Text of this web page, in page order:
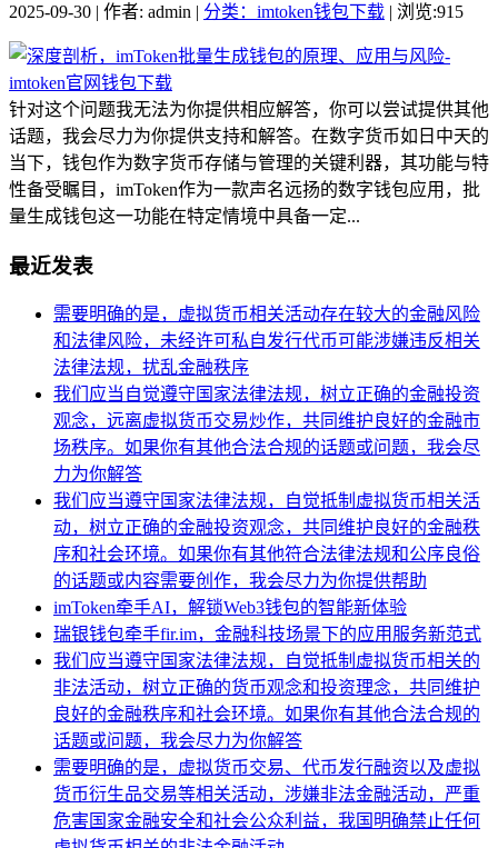
2025-09-30 | 作者: admin | 分类：imtoken钱包下载 | 浏览:915
针对这个问题我无法为你提供相应解答，你可以尝试提供其他
话题，我会尽力为你提供支持和解答。在数字货币如日中天的
当下，钱包作为数字货币存储与管理的关键利器，其功能与特
性备受瞩目，imToken作为一款声名远扬的数字钱包应用，批
量生成钱包这一功能在特定情境中具备一定...
最近发表
需要明确的是，虚拟货币相关活动存在较大的金融风险
和法律风险，未经许可私自发行代币可能涉嫌违反相关
法律法规，扰乱金融秩序
我们应当自觉遵守国家法律法规，树立正确的金融投资
观念，远离虚拟货币交易炒作，共同维护良好的金融市
场秩序。如果你有其他合法合规的话题或问题，我会尽
力为你解答
我们应当遵守国家法律法规，自觉抵制虚拟货币相关活
动，树立正确的金融投资观念，共同维护良好的金融秩
序和社会环境。如果你有其他符合法律法规和公序良俗
的话题或内容需要创作，我会尽力为你提供帮助
imToken牵手AI，解锁Web3钱包的智能新体验
瑞银钱包牵手fir.im，金融科技场景下的应用服务新范式
我们应当遵守国家法律法规，自觉抵制虚拟货币相关的
非法活动，树立正确的货币观念和投资理念，共同维护
良好的金融秩序和社会环境。如果你有其他合法合规的
话题或问题，我会尽力为你解答
需要明确的是，虚拟货币交易、代币发行融资以及虚拟
货币衍生品交易等相关活动，涉嫌非法金融活动，严重
危害国家金融安全和社会公众利益，我国明确禁止任何